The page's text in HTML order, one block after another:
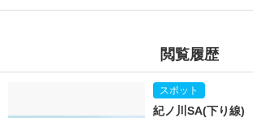
閲覧履歴
紀ノ川SA(下り線)